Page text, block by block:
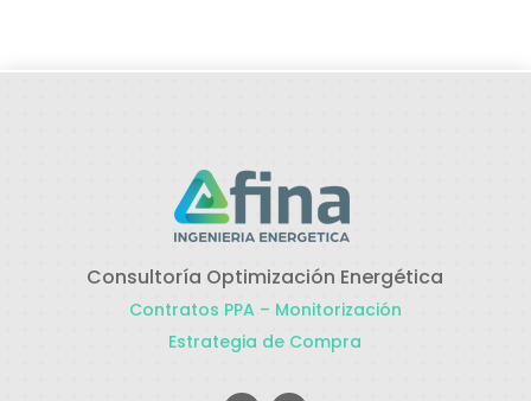
Consultoría Optimización Energética
Contratos PPA – Monitorización
Estrategia de Compra